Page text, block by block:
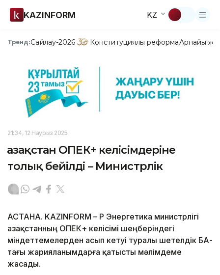
KAZINFORM KZ
Тренд:Сайлау-2026 Конституциялық реформаАрнайы
21:34, 12 Наурыз 2025
Қазақстан ОПЕК+ келісімдеріне
толық бейілді – Министрлік
АСТАНА. KAZINFORM – ҚР Энергетика министрлігі
Қазақстанның ОПЕК+ келісімі шеңберіндегі
міндеттемелерден асып кетуі туралы шетелдік БАҚ-
тағы жарияланымдарға қатысты мәлімдеме
жасады.